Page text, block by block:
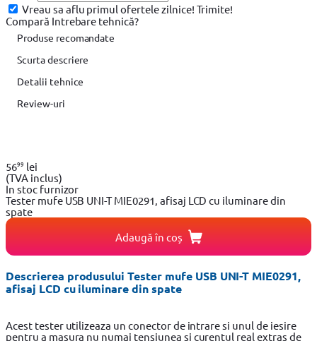
Vreau sa aflu primul ofertele zilnice! Trimite!
Compară Intrebare tehnică?
Produse recomandate
Scurta descriere
Detalii tehnice
Review-uri
5699 lei
(TVA inclus)
In stoc furnizor
Tester mufe USB UNI-T MIE0291, afisaj LCD cu iluminare din
spate
Adaugă în coș
Descrierea produsului Tester mufe USB UNI-T MIE0291,
afisaj LCD cu iluminare din spate
Acest tester utilizeaza un conector de intrare si unul de iesire
pentru a masura nu numai tensiunea si curentul real extras de